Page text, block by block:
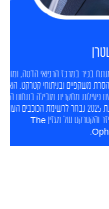
הדסה, ומומחה בניתוחי
קטרקט. הוא משלב
מובילה בתחום האופטיקה
2025 נבחר לרשימת הכוכבים העולים בעולם
בתחום ניתוחי הלייזר והקטרקט של מגזין The